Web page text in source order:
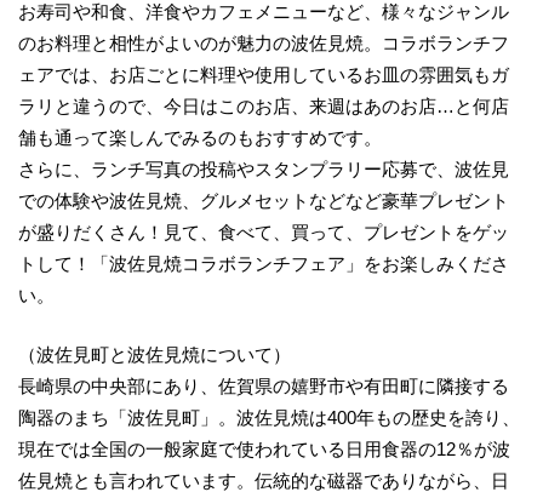
お寿司や和食、洋食やカフェメニューなど、様々なジャンル
のお料理と相性がよいのが魅力の波佐見焼。コラボランチフ
ェアでは、お店ごとに料理や使用しているお皿の雰囲気もガ
ラリと違うので、今日はこのお店、来週はあのお店…と何店
舗も通って楽しんでみるのもおすすめです。
さらに、ランチ写真の投稿やスタンプラリー応募で、波佐見
での体験や波佐見焼、グルメセットなどなど豪華プレゼント
が盛りだくさん！見て、食べて、買って、プレゼントをゲッ
トして！「波佐見焼コラボランチフェア」をお楽しみくださ
い。
（波佐見町と波佐見焼について）
長崎県の中央部にあり、佐賀県の嬉野市や有田町に隣接する
陶器のまち「波佐見町」。波佐見焼は400年もの歴史を誇り、
現在では全国の一般家庭で使われている日用食器の12％が波
佐見焼とも言われています。伝統的な磁器でありながら、日